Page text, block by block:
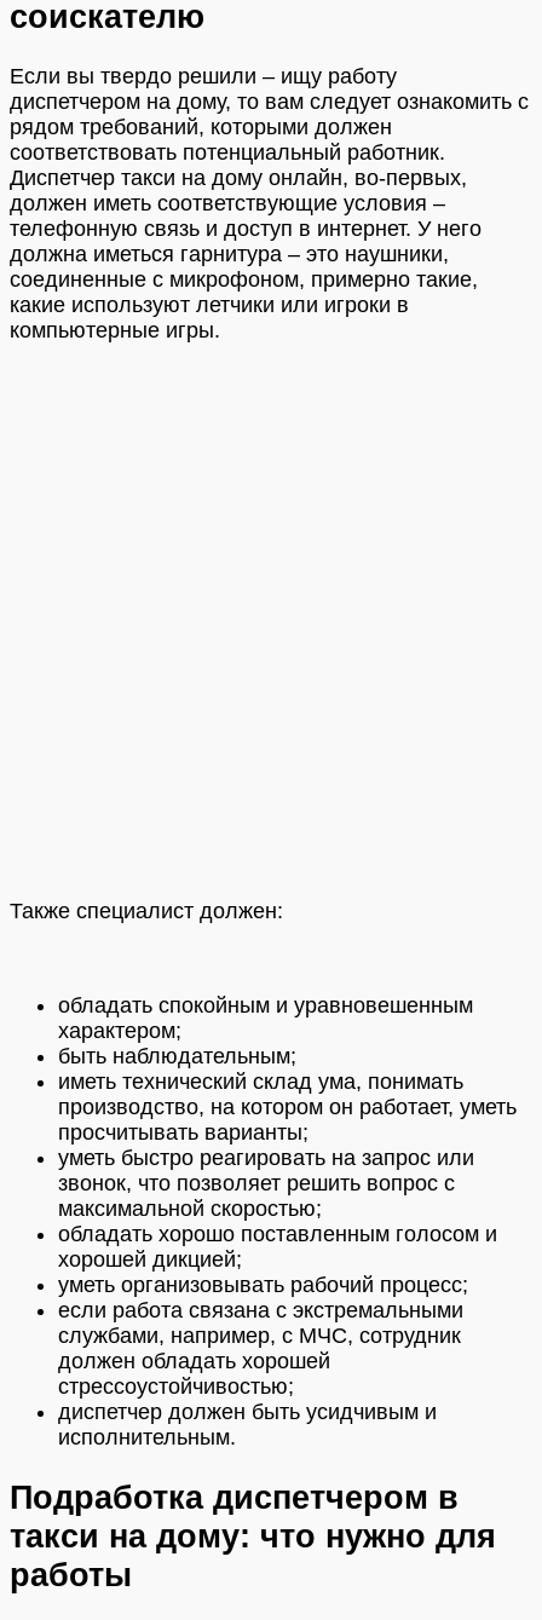
соискателю
Если вы твердо решили – ищу работу
диспетчером на дому, то вам следует ознакомить с
рядом требований, которыми должен
соответствовать потенциальный работник.
Диспетчер такси на дому онлайн, во-первых,
должен иметь соответствующие условия –
телефонную связь и доступ в интернет. У него
должна иметься гарнитура – это наушники,
соединенные с микрофоном, примерно такие,
какие используют летчики или игроки в
компьютерные игры.
Также специалист должен:
обладать спокойным и уравновешенным
характером;
быть наблюдательным;
иметь технический склад ума, понимать
производство, на котором он работает, уметь
просчитывать варианты;
уметь быстро реагировать на запрос или
звонок, что позволяет решить вопрос с
максимальной скоростью;
обладать хорошо поставленным голосом и
хорошей дикцией;
уметь организовывать рабочий процесс;
если работа связана с экстремальными
службами, например, с МЧС, сотрудник
должен обладать хорошей
стрессоустойчивостью;
диспетчер должен быть усидчивым и
исполнительным.
Подработка диспетчером в
такси на дому: что нужно для
работы